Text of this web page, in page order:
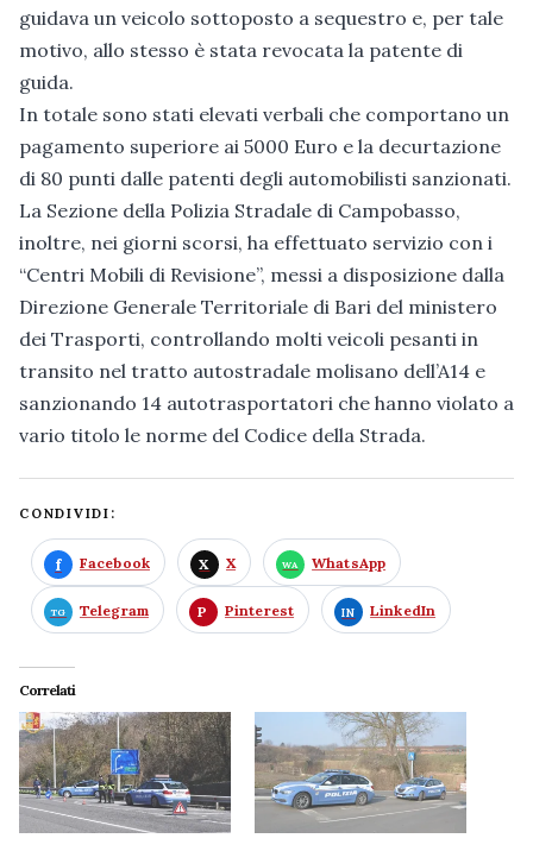
guidava un veicolo sottoposto a sequestro e, per tale
motivo, allo stesso è stata revocata la patente di
guida.
In totale sono stati elevati verbali che comportano un
pagamento superiore ai 5000 Euro e la decurtazione
di 80 punti dalle patenti degli automobilisti sanzionati.
La Sezione della Polizia Stradale di Campobasso,
inoltre, nei giorni scorsi, ha effettuato servizio con i
“Centri Mobili di Revisione”, messi a disposizione dalla
Direzione Generale Territoriale di Bari del ministero
dei Trasporti, controllando molti veicoli pesanti in
transito nel tratto autostradale molisano dell’A14 e
sanzionando 14 autotrasportatori che hanno violato a
vario titolo le norme del Codice della Strada.
CONDIVIDI:
Facebook X WhatsApp
Telegram Pinterest LinkedIn
Correlati